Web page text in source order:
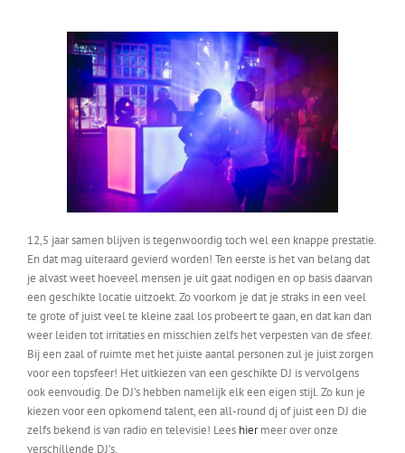
12,5 jaar samen blijven is tegenwoordig toch wel een knappe prestatie.
En dat mag uiteraard gevierd worden! Ten eerste is het van belang dat
je alvast weet hoeveel mensen je uit gaat nodigen en op basis daarvan
een geschikte locatie uitzoekt. Zo voorkom je dat je straks in een veel
te grote of juist veel te kleine zaal los probeert te gaan, en dat kan dan
weer leiden tot irritaties en misschien zelfs het verpesten van de sfeer.
Bij een zaal of ruimte met het juiste aantal personen zul je juist zorgen
voor een topsfeer! Het uitkiezen van een geschikte DJ is vervolgens
ook eenvoudig. De DJ’s hebben namelijk elk een eigen stijl. Zo kun je
kiezen voor een opkomend talent, een all-round dj of juist een DJ die
zelfs bekend is van radio en televisie! Lees hiermeer over onze
verschillende DJ’s.